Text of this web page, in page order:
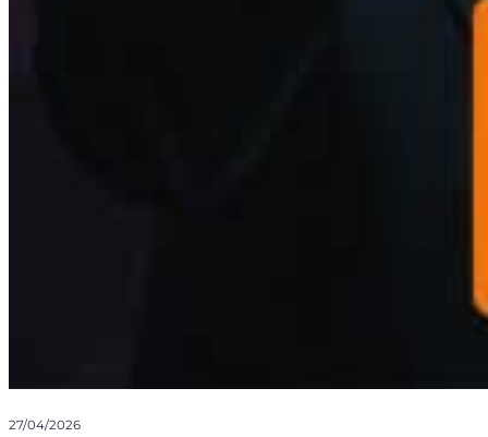
27/04/2026